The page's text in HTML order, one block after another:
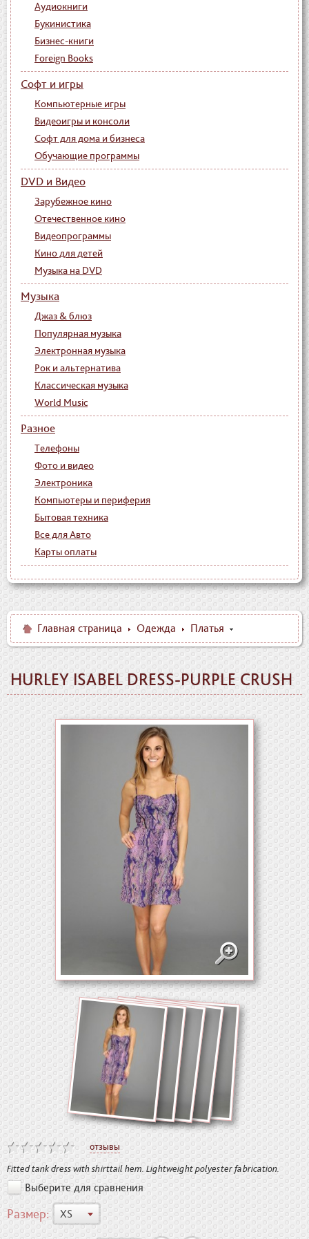
Аудиокниги
Букинистика
Бизнес-книги
Foreign Books
Софт и игры
Компьютерные игры
Видеоигры и консоли
Софт для дома и бизнеса
Обучающие программы
DVD и Видео
Зарубежное кино
Отечественное кино
Видеопрограммы
Кино для детей
Музыка на DVD
Музыка
Джаз & блюз
Популярная музыка
Электронная музыка
Рок и альтернатива
Классическая музыка
World Music
Разное
Телефоны
Фото и видео
Электроника
Компьютеры и периферия
Бытовая техника
Все для Авто
Карты оплаты
Главная страница Одежда Платья
HURLEY ISABEL DRESS-PURPLE CRUSH
отзывы
Fitted tank dress with shirttail hem. Lightweight polyester fabrication.
Выберите для сравнения
Размер: XS